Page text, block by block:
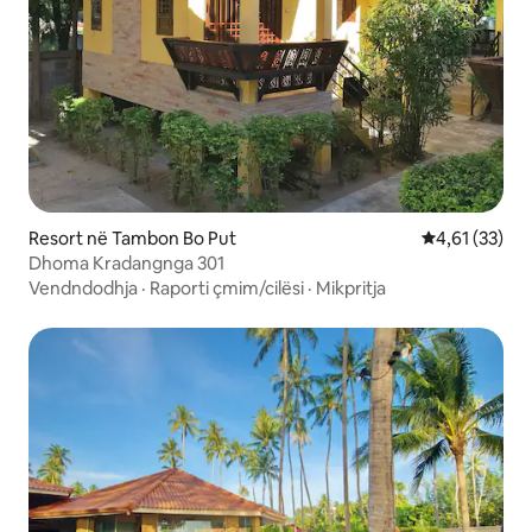
Resort në Tambon Bo Put Vlerësimi
4,61 (33)
Dhoma Kradangnga 301
Vendndodhja · Raporti çmim/cilësi · Mikpritja